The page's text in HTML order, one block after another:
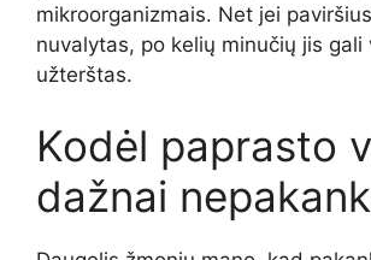
mikroorganizmais. Net jei
nuvalytas, po kelių minučių jis gali
užterštas.
Kodėl paprasto
dažnai